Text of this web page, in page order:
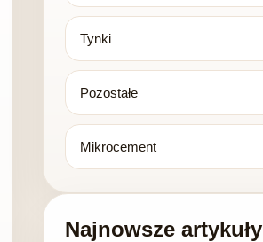
Tynki
Pozostałe
Mikrocement
Najnowsze artykuły